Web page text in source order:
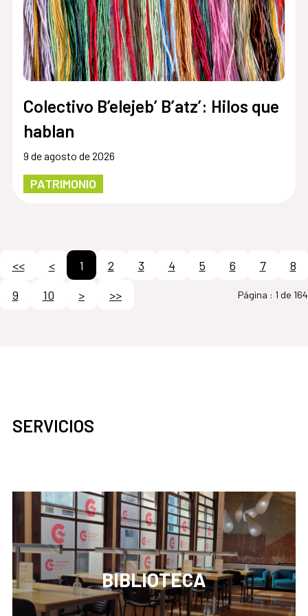
Colectivo B’elejeb’ B’atz’: Hilos que
hablan
9 de agosto de 2026
PATRIMONIO
<< < 1 2 3 4 5 6 7
8
9
10 > >> Página : 1 de 164
SERVICIOS
BIBLIOTECA